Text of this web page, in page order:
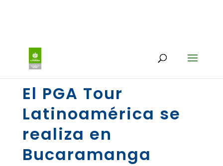
El PGA Tour
Latinoamérica se
realiza en
Bucaramanga